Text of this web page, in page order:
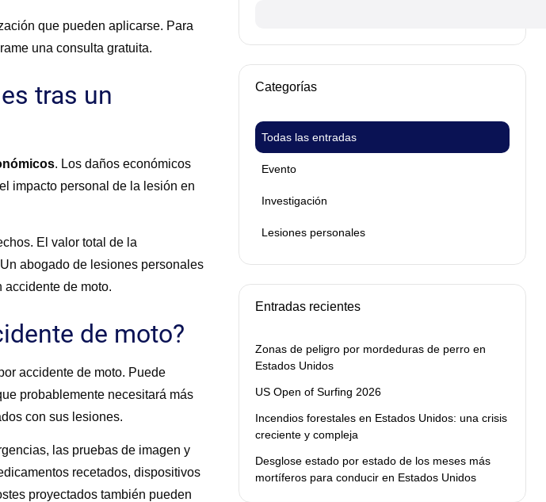
que pueden aplicarse. Para
una consulta gratuita.
tras un
. Los daños económicos
impacto personal de la lesión en
El valor total de la
abogado de lesiones personales
de moto.
de moto?
accidente de moto. Puede
probablemente necesitará más
con sus lesiones.
las pruebas de imagen y
recetados, dispositivos
proyectados también pueden
Categorías
Evento
Investigación
Lesiones personales
Todas las entradas
Entradas recientes
Zonas de peligro por mordeduras de perro en
Estados Unidos
US Open of Surfing 2026
Incendios forestales en Estados Unidos: una crisis
creciente y compleja
Desglose estado por estado de los meses más
mortíferos para conducir en Estados Unidos